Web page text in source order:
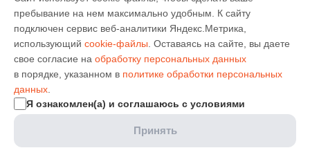
пребывание на нем максимально удобным. К cайту
подключен сервис веб-аналитики Яндекс.Метрика,
использующий cookie-файлы . Оставаясь на сайте, вы даете
свое согласие на обработку персональных данных
в порядке, указанном в политике обработки персональных
данных
Я ознакомлен(а) и соглашаюсь с условиями
Принять